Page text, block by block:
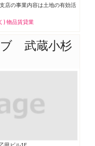
の事業内容は土地の有効活
) 物品賃貸業
武蔵小杉